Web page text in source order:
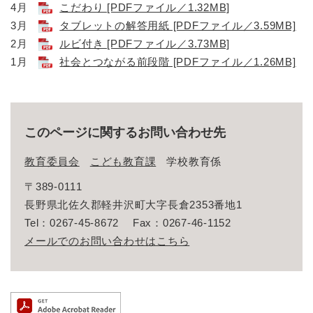
4月
こだわり [PDFファイル／1.32MB]
3月
タブレットの解答用紙 [PDFファイル／3.59MB]
2月
ルビ付き [PDFファイル／3.73MB]
1月
社会とつながる前段階 [PDFファイル／1.26MB]
このページに関するお問い合わせ先
教育委員会 こども教育課 学校教育係
〒389-0111
長野県北佐久郡軽井沢町大字長倉2353番地1
Tel：0267-45-8672
Fax：0267-46-1152
メールでのお問い合わせはこちら